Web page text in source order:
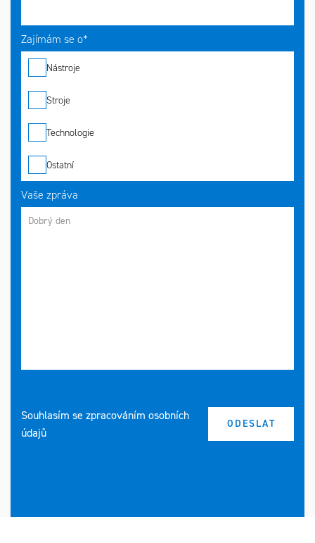
Zajímám se o*
Nástroje
Stroje
Technologie
Ostatní
Vaše zpráva
Souhlasím se zpracováním osobních
údajů